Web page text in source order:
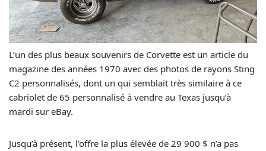
L’un des plus beaux souvenirs de Corvette est un article du
magazine des années 1970 avec des photos de rayons Sting
C2 personnalisés, dont un qui semblait très similaire à ce
cabriolet de 65 personnalisé à vendre au Texas jusqu’à
mardi sur eBay.
Jusqu’à présent, l’offre la plus élevée de 29 900 $ n’a pas